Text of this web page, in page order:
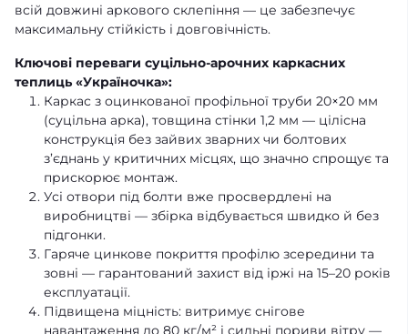
всій довжині аркового склепіння — це забезпечує
максимальну стійкість і довговічність.
Ключові переваги суцільно-арочних каркасних
теплиць «Україночка»:
Каркас з оцинкованої профільної труби 20×20 мм
(суцільна арка), товщина стінки 1,2 мм — цілісна
конструкція без зайвих зварних чи болтових
з’єднань у критичних місцях, що значно спрощує та
прискорює монтаж.
Усі отвори під болти вже просвердлені на
виробництві — збірка відбувається швидко й без
підгонки.
Гаряче цинкове покриття профілю зсередини та
зовні — гарантований захист від іржі на 15–20 років
експлуатації.
Підвищена міцність: витримує снігове
навантаження до 80 кг/м² і сильні пориви вітру —